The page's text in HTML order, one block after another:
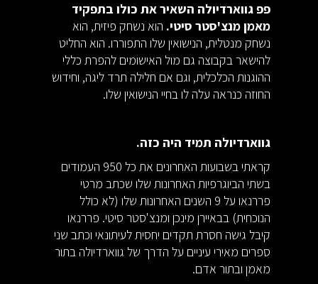
פפ גווארדיולה השאיר את כולו בתפקיד
מאמן מנצ'סטר סיטי. הוא נשחק פיזית, הוא
נשחק מנטלית, הנישואין שלו התפוררו. הוא החליט
להישאר בקבוצה גם מול האישומים להפרת כללי
ההוגנות הכלכלית, וגם אם חלילה תרד ליגה, וחידוש
החוזה כנראה עלה לו בחיי הנישואין שלו.
גווארדיולה תמיד היה כזה.
קראתי בשבועות האחרונים את כל 950 העמודים
בשתי הביוגרפיות האחרונות שלו שכתב מרטי
פררנאו על 9 השנים האחרונות שלו (לא כולל
הנוכחית) בבאיירן מינכן ומנצ'סטר סיטי. פררנאו
קיבל גישה חסרת תקדים יחסית לעיתונאי וכתב שני
ספרים מאירי עיניים על הדרך של גווארדיולה בתור
מאמן ובתור אדם.